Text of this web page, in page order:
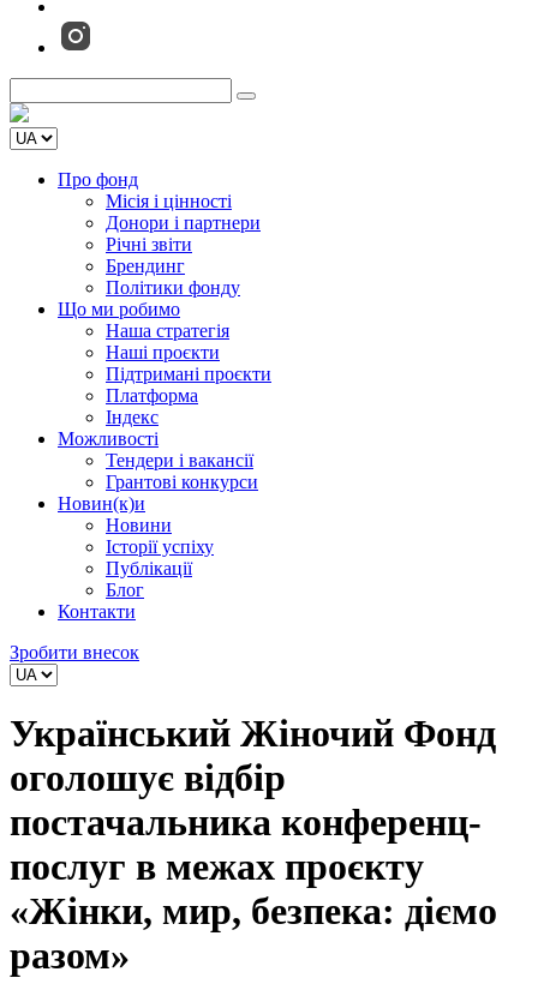
Про фонд
Місія і цінності
Донори і партнери
Річні звіти
Брендинг
Політики фонду
Що ми робимо
Наша стратегія
Наші проєкти
Підтримані проєкти
Платформа
Індекс
Можливості
Тендери і вакансії
Грантові конкурси
Новин(к)и
Новини
Історії успіху
Публікації
Блог
Контакти
Зробити внесок
Український Жіночий Фонд
оголошує відбір
постачальника конференц-
послуг в межах проєкту
«Жінки, мир, безпека: діємо
разом»